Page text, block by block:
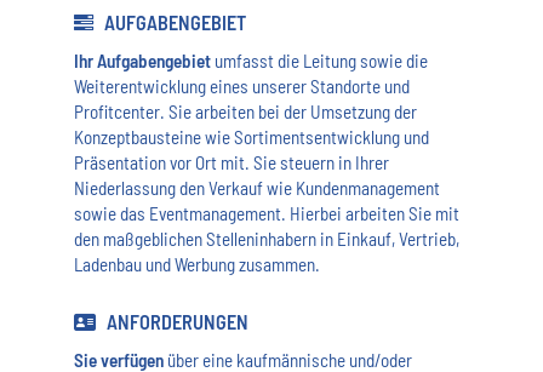
AUFGABENGEBIET
Ihr Aufgabengebiet umfasst die Leitung sowie die
Weiterentwicklung eines unserer Standorte und
Profitcenter. Sie arbeiten bei der Umsetzung der
Konzeptbausteine wie Sortimentsentwicklung und
Präsentation vor Ort mit. Sie steuern in Ihrer
Niederlassung den Verkauf wie Kundenmanagement
sowie das Eventmanagement. Hierbei arbeiten Sie mit
den maßgeblichen Stelleninhabern in Einkauf, Vertrieb,
Ladenbau und Werbung zusammen.
ANFORDERUNGEN
Sie verfügenüber eine kaufmännische und/oder